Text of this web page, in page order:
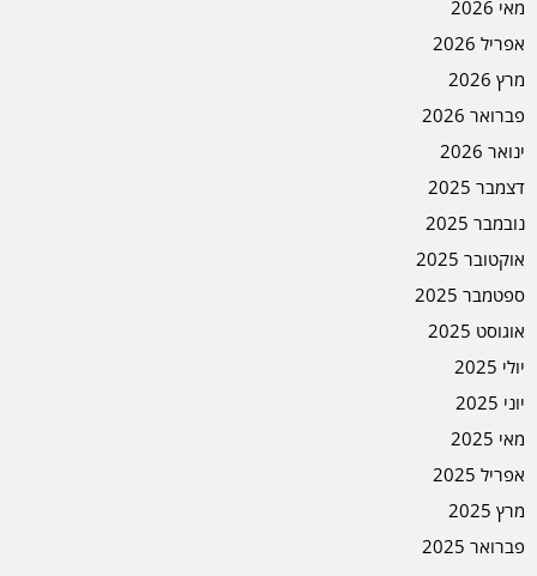
מאי 2026
אפריל 2026
מרץ 2026
פברואר 2026
ינואר 2026
דצמבר 2025
נובמבר 2025
אוקטובר 2025
ספטמבר 2025
אוגוסט 2025
יולי 2025
יוני 2025
מאי 2025
אפריל 2025
מרץ 2025
פברואר 2025